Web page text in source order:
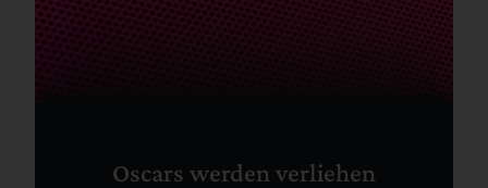
Oscars werden verliehen